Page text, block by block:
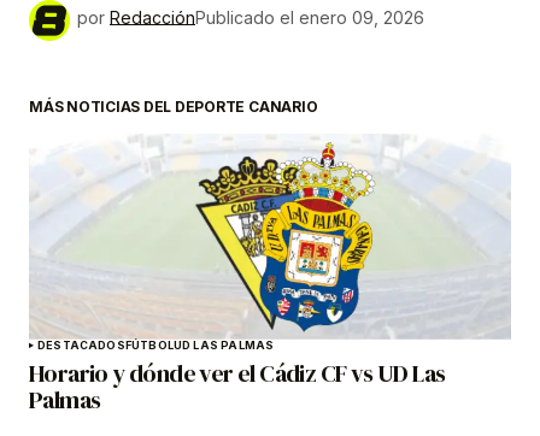
por RedacciónPublicado el enero 09, 2026
MÁS NOTICIAS DEL DEPORTE CANARIO
DESTACADOSFÚTBOLUD LAS PALMAS
Horario y dónde ver el Cádiz CF vs UD Las
Palmas